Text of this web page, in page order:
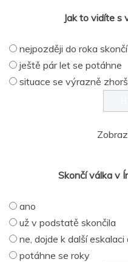
Jak to vidíte s
nejpozději do roka skončí
ještě pár let se potáhne
situace se výrazně
Skončí válka v
ano
už v podstatě skončila
ne, dojde k další
potáhne se roky